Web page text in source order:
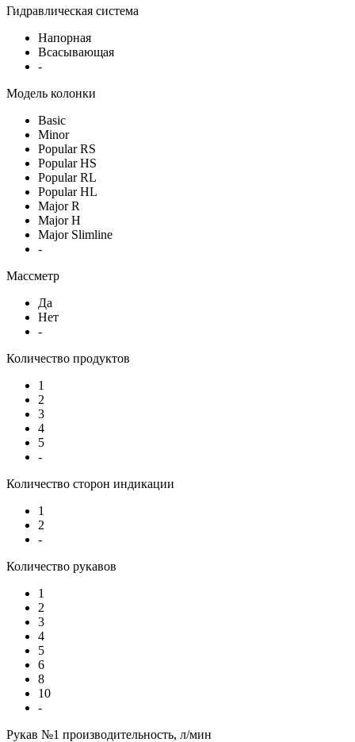
Гидравлическая система
Напорная
Всасывающая
-
Модель колонки
Basic
Minor
Popular RS
Popular HS
Popular RL
Popular HL
Major R
Major H
Major Slimline
-
Массметр
Да
Нет
-
Количество продуктов
1
2
3
4
5
-
Количество сторон индикации
1
2
-
Количество рукавов
1
2
3
4
5
6
8
10
-
Рукав №1 производительность, л/мин